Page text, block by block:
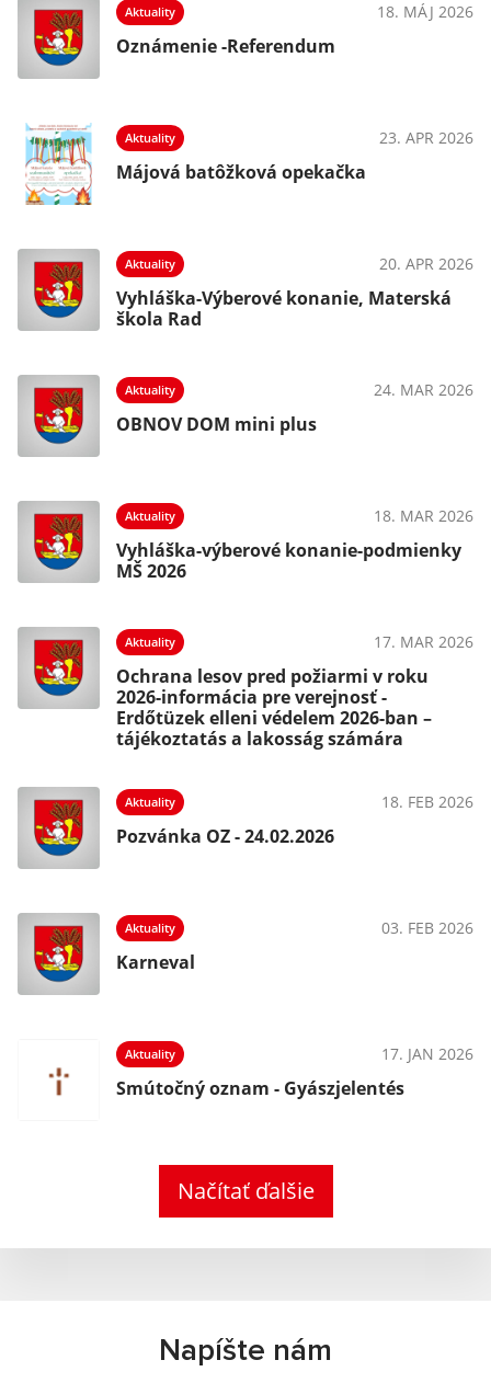
Aktuality 18. MÁJ 2026
Oznámenie -Referendum
Aktuality 23. APR 2026
Májová batôžková opekačka
Aktuality 20. APR 2026
Vyhláška-Výberové konanie, Materská
škola Rad
Aktuality 24. MAR 2026
OBNOV DOM mini plus
Aktuality 18. MAR 2026
Vyhláška-výberové konanie-podmienky
MŠ 2026
Aktuality 17. MAR 2026
Ochrana lesov pred požiarmi v roku
2026-informácia pre verejnosť -
Erdőtüzek elleni védelem 2026-ban –
tájékoztatás a lakosság számára
Aktuality 18. FEB 2026
Pozvánka OZ - 24.02.2026
Aktuality 03. FEB 2026
Karneval
Aktuality 17. JAN 2026
Smútočný oznam - Gyászjelentés
Načítať ďalšie
Napíšte nám